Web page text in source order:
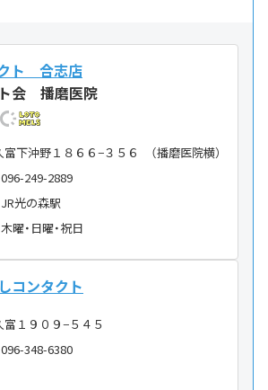
ト 合志店
会 播磨医院
下沖野１８６６−３５６ （播磨医院横）
096-249-2889
JR光の森駅
木曜・日曜・祝日
コンタクト
富１９０９−５４５
096-348-6380